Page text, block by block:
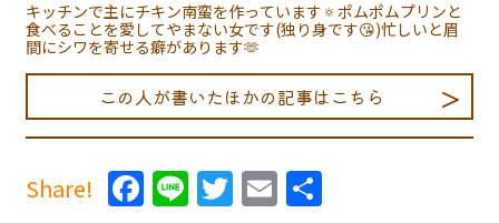
キッチンで主にチキン南蛮を作っています🔅ポムポムプリンと
食べることを愛してやまない女です(独り身です😘)忙しいと眉
間にシワを寄せる癖があります🫶
この人が書いたほかの記事はこちら
Share! Facebook
LineTwitter
Email